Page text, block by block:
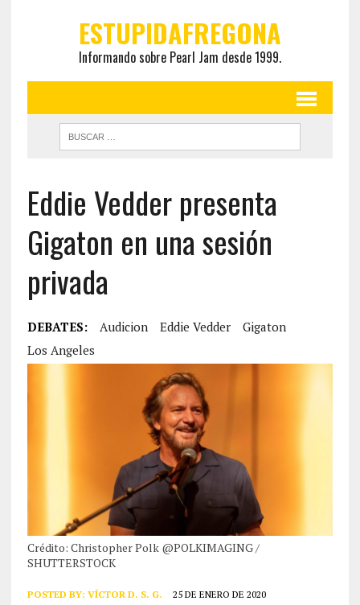
ESTUPIDAFREGONA
Informando sobre Pearl Jam desde 1999.
Eddie Vedder presenta
Gigaton en una sesión
privada
DEBATES: Audicion Eddie Vedder
Gigaton
Los Angeles
Crédito: Christopher Polk @POLKIMAGING /
SHUTTERSTOCK
POSTED BY: VÍCTOR D. S. G. 25 DE ENERO DE 2020